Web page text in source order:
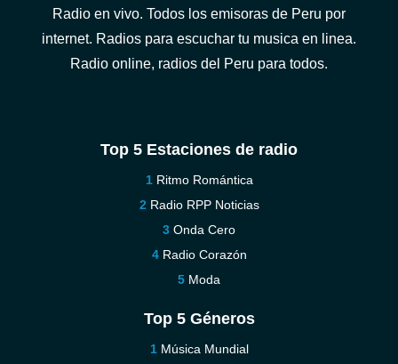
Radio en vivo. Todos los emisoras de Peru por
internet. Radios para escuchar tu musica en linea.
Radio online, radios del Peru para todos.
Top 5 Estaciones de radio
Ritmo Romántica
Radio RPP Noticias
Onda Cero
Radio Corazón
Moda
Top 5 Géneros
Música Mundial